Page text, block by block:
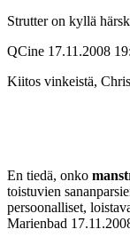
Strutter on kyllä
QCine 17.11.2008
Kiitos vinkeistä,
En tiedä, onko
toistuvien
persoonalliset,
Marienbad